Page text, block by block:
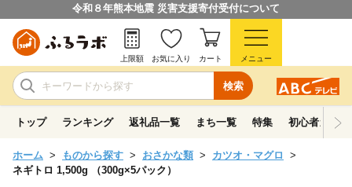
令和８年熊本地震 災害支援寄付受付について
検索
上限額 お気に入り カート メニュー
トップ ランキング 返礼品一覧 まち一覧 特集 初心者ガイド
ホーム ものから探す おさかな類
カツオ・マグロ
ネギトロ 1,500g （300g×5パック）